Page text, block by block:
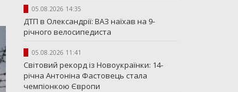
05.08.2026 14:35
ДТП в Олександрії: ВАЗ наїхав на 9-
річного велосипедиста
05.08.2026 11:41
Світовий рекорд із Новоукраїнки: 14-
річна Антоніна Фастовець стала
чемпіонкою Європи